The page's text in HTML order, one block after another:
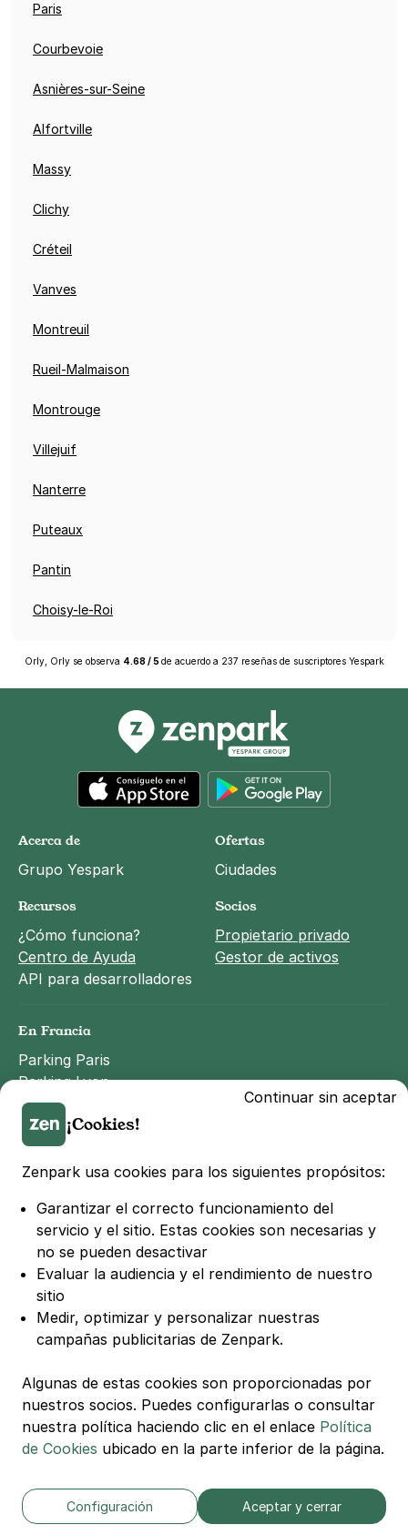
Paris
Courbevoie
Asnières-sur-Seine
Alfortville
Massy
Clichy
Créteil
Vanves
Montreuil
Rueil-Malmaison
Montrouge
Villejuif
Nanterre
Puteaux
Pantin
Choisy-le-Roi
Orly, Orlyse observa 4.68 / 5 de acuerdo a 237 reseñas de suscriptores Yespark
Acerca de
Grupo Yespark
Ofertas
Ciudades
Socios
Propietario privado
Gestor de activos
Recursos
¿Cómo funciona?
Centro de Ayuda
API para desarrolladores
En Francia
Parking Paris
Parking Lyon
Parking Marseille
Parking Toulouse
Parking Lille
Parking Bordeaux
© Zenpark Todos los derechos reservados.
Términos Generales de Uso
Términos Generales de Venta de Aparcamiento
Términos Generales de Venta de Recarga
Política de Privacidad
Política de Cookies
Configuración de cookies
Avisos legales
Carta de Transparencia
Continuar sin aceptar
¡Cookies!
Zenpark usa cookies para los siguientes propósitos:
Garantizar el correcto funcionamiento del
servicio y el sitio. Estas cookies son necesarias y
no se pueden desactivar
Evaluar la audiencia y el rendimiento de nuestro
sitio
Medir, optimizar y personalizar nuestras
campañas publicitarias de Zenpark.
Algunas de estas cookies son proporcionadas por
nuestros socios. Puedes configurarlas o consultar
nuestra política haciendo clic en el enlace Política
de Cookies ubicado en la parte inferior de la página.
Configuración Aceptar y cerrar